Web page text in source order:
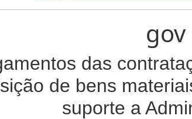
gov
das
de bens
suporte a